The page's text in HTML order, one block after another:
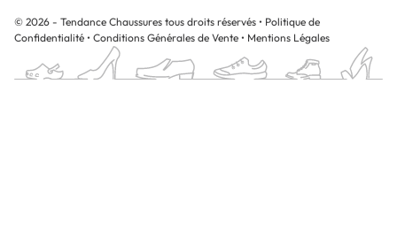
© 2026 - Tendance Chaussures tous droits réservés • Politique de
Confidentialité • Conditions Générales de Vente • Mentions Légales